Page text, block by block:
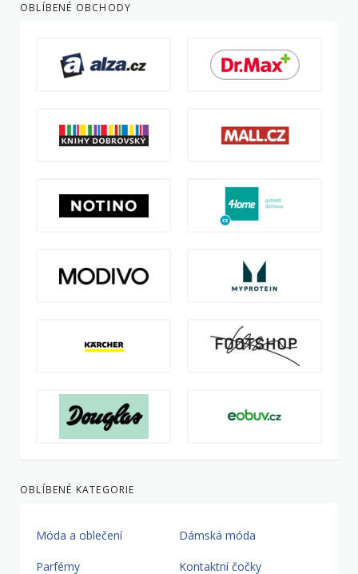
OBLÍBENÉ OBCHODY
OBLÍBENÉ KATEGORIE
Móda a oblečení Dámská móda
Parfémy Kontaktní čočky